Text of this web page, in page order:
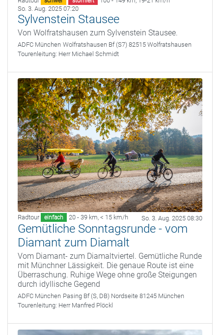
So. 3. Aug. 2025 07:20
Sylvenstein Stausee
Von Wolfratshausen zum Sylvenstein Stausee.
ADFC München Wolfratshausen Bf (S7) 82515 Wolfratshausen
Tourenleitung: Herr Michael Schmidt
Radtour einfach 20 - 39 km, < 15 km/h So. 3. Aug. 2025 08:30
Gemütliche Sonntagsrunde - vom
Diamant zum Diamalt
Vom Diamant- zum Diamaltviertel. Gemütliche Runde
mit Münchner Lässigkeit. Die genaue Route ist eine
Überraschung. Ruhige Wege ohne große Steigungen
durch idyllische Gegend
ADFC München Pasing Bf (S, DB) Nordseite 81245 München
Tourenleitung: Herr Manfred Plöckl